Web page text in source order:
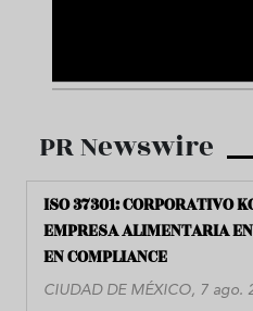
PR Newswire
ISO 37301: CORPORATIVO
EMPRESA ALIMENTARIA
EN COMPLIANCE
CIUDAD DE MÉXICO, 7 ago.